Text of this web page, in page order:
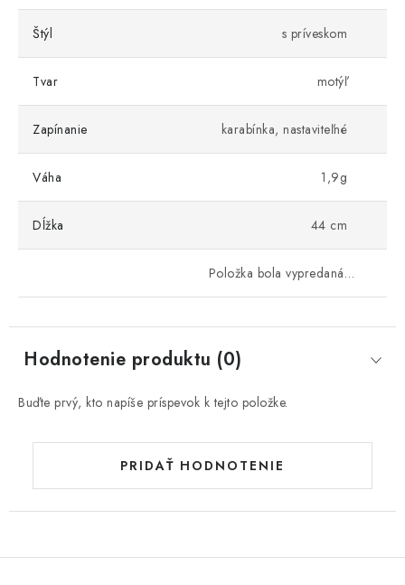
Štýl s príveskom
Tvar motýľ
Zapínanie karabínka, nastaviteľné
Váha 1,9g
Dĺžka 44 cm
Položka bola vypredaná…
Hodnotenie produktu (0)
Buďte prvý, kto napíše príspevok k tejto položke.
PRIDAŤ HODNOTENIE